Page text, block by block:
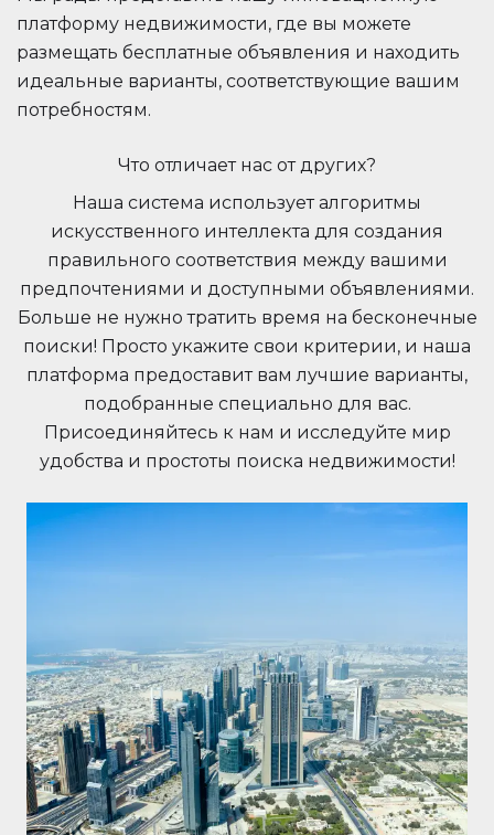
платформу недвижимости, где вы можете
размещать бесплатные объявления и находить
идеальные варианты, соответствующие вашим
потребностям.
Что отличает нас от других?
Наша система использует алгоритмы
искусственного интеллекта для создания
правильного соответствия между вашими
предпочтениями и доступными объявлениями.
Больше не нужно тратить время на бесконечные
поиски! Просто укажите свои критерии, и наша
платформа предоставит вам лучшие варианты,
подобранные специально для вас.
Присоединяйтесь к нам и исследуйте мир
удобства и простоты поиска недвижимости!